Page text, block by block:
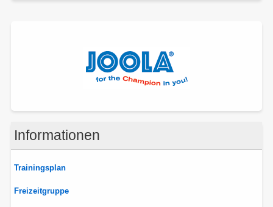
Informationen
Trainingsplan
Freizeitgruppe